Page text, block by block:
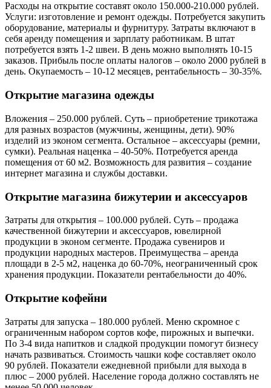
Расходы на открытие составят около 150.000-210.000 рублей.
Услуги: изготовление и ремонт одежды. Потребуется закупить
оборудование, материалы и фурнитуру. Затраты включают в
себя аренду помещения и зарплату работникам. В штат
потребуется взять 1-2 швеи. В день можно выполнять 10-15
заказов. Прибыль после оплаты налогов – около 2000 рублей в
день. Окупаемость – 10-12 месяцев, рентабельность – 30-35%.
Открытие магазина одежды
Вложения – 250.000 рублей. Суть – приобретение трикотажа
для разных возрастов (мужчины, женщины, дети). 90%
изделий из эконом сегмента. Остальное – аксессуары (ремни,
сумки). Реальная наценка – 40-50%. Потребуется аренда
помещения от 60 м2. Возможность для развития – создание
интернет магазина и службы доставки.
Открытие магазина бижутерии и аксессуаров
Затраты для открытия – 100.000 рублей. Суть – продажа
качественной бижутерии и аксессуаров, ювелирной
продукции в эконом сегменте. Продажа сувениров и
продукции народных мастеров. Преимущества – аренда
площади в 2-5 м2, наценка до 60-70%, неограниченный срок
хранения продукции. Показатели рентабельности до 40%.
Открытие кофейни
Затраты для запуска – 180.000 рублей. Меню скромное с
ограниченным набором сортов кофе, пирожных и выпечки.
По 3-4 вида напитков и сладкой продукции помогут бизнесу
начать развиваться. Стоимость чашки кофе составляет около
90 рублей. Показатели ежедневной прибыли для выхода в
плюс – 2000 рублей. Население города должно составлять не